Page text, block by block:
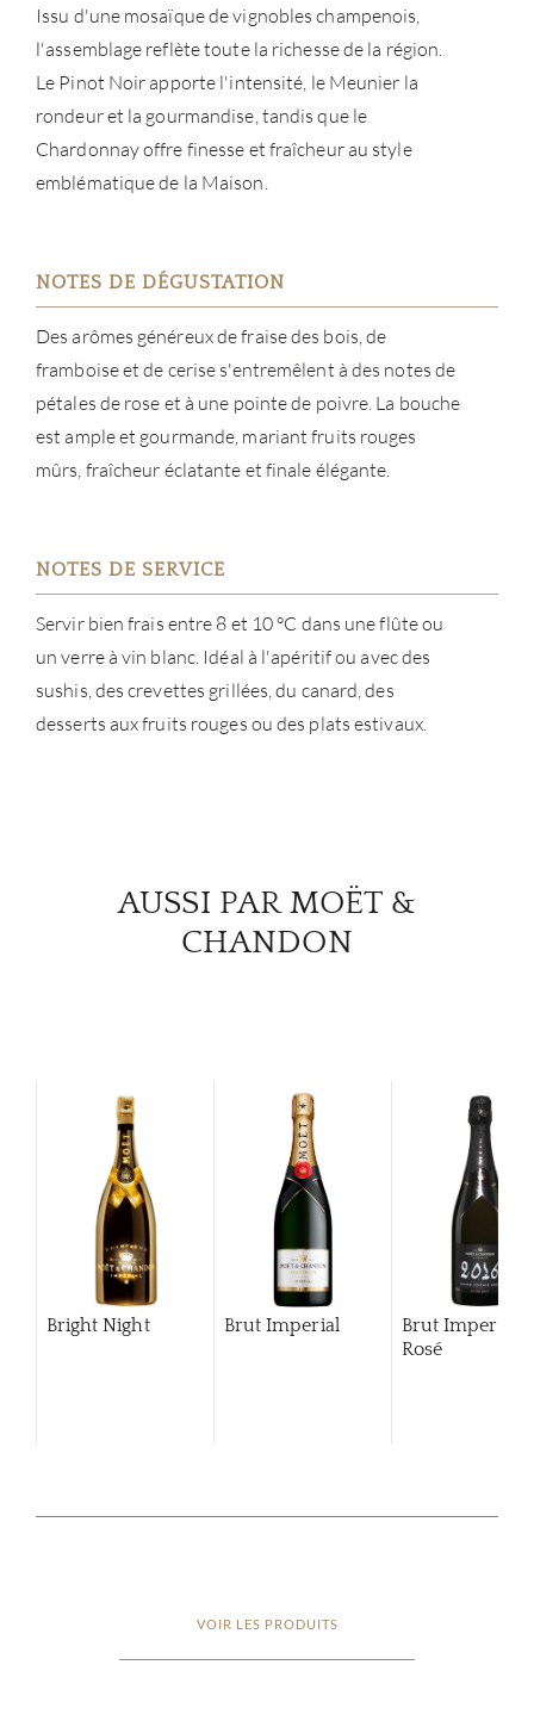
Issu d'une mosaïque de vignobles champenois,
l'assemblage reflète toute la richesse de la région.
Le Pinot Noir apporte l'intensité, le Meunier la
rondeur et la gourmandise, tandis que le
Chardonnay offre finesse et fraîcheur au style
emblématique de la Maison.
NOTES DE DÉGUSTATION
Des arômes généreux de fraise des bois, de
framboise et de cerise s'entremêlent à des notes de
pétales de rose et à une pointe de poivre. La bouche
est ample et gourmande, mariant fruits rouges
mûrs, fraîcheur éclatante et finale élégante.
NOTES DE SERVICE
Servir bien frais entre 8 et 10 °C dans une flûte ou
un verre à vin blanc. Idéal à l'apéritif ou avec des
sushis, des crevettes grillées, du canard, des
desserts aux fruits rouges ou des plats estivaux.
AUSSI PAR MOËT &
CHANDON
Bright Night Brut Imperial
Brut Imperial
Rosé
VOIR LES PRODUITS